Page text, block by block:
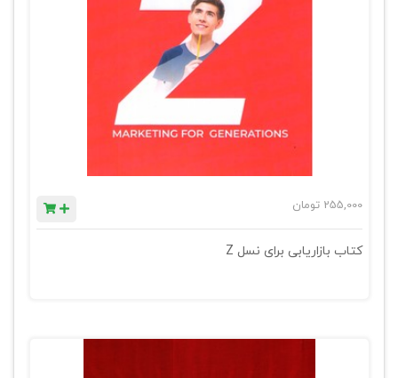
255,000 تومان
کتاب بازاریابی برای نسل Z